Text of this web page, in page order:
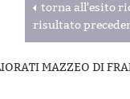
torna all'esito
risultato
MAZZEO DI